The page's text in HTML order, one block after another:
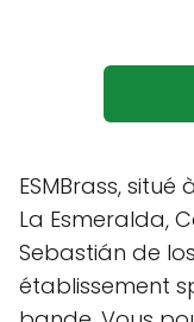
ESMBrass,
La Esmeralda,
Sebastián de
établissement